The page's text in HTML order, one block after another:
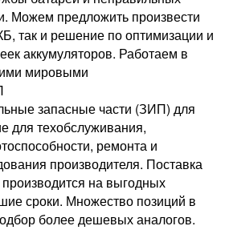
Можем предложить произвести
так и решение по оптимизации и
аккумуляторов. Работаем в
мировыми
запасные части (ЗИП) для
для техобслуживания,
ремонта и
производителя. Поставка
производится на выгодных
сроки. Множество позиций в
более дешевых аналогов.